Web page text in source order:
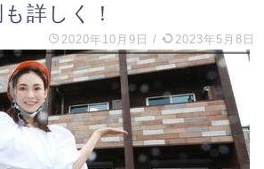
詳しく！
2020年10月9日 / 2023年5月8日